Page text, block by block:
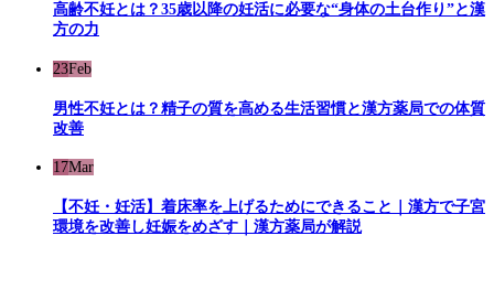
高齢不妊とは？35歳以降の妊活に必要な“身体の土台作り”と漢
方の力
23Feb
男性不妊とは？精子の質を高める生活習慣と漢方薬局での体質
改善
17Mar
【不妊・妊活】着床率を上げるためにできること｜漢方で子宮
環境を改善し妊娠をめざす｜漢方薬局が解説